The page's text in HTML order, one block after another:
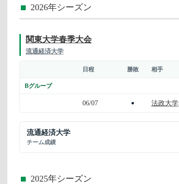
2026年シーズン
関東大学春季大会
流通経済大学
日程 勝敗 相手
Bグループ
06/07 ● 法政大学
流通経済大学
チーム成績
2025年シーズン